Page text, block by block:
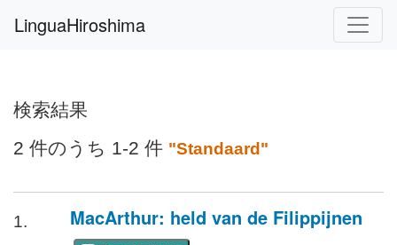
LinguaHiroshima
検索結果
2 件のうち 1-2 件 "Standaard"
1. MacArthur: held van de Filippijnen